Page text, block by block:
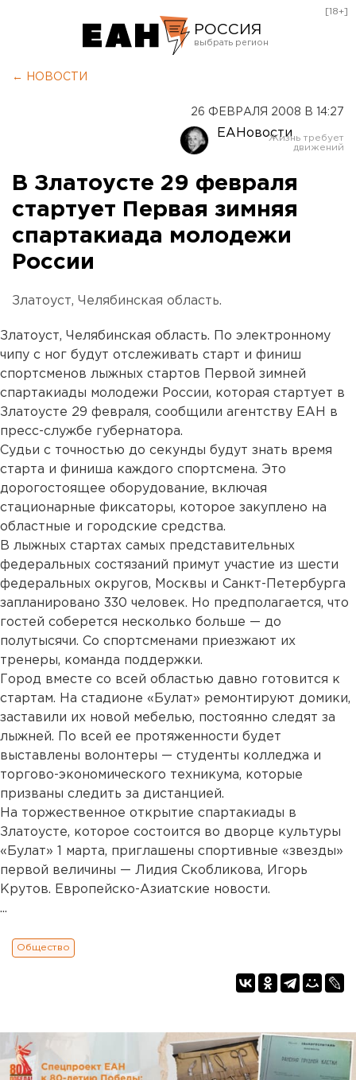
РОССИЯ
Оренбург
[18+]
← НОВОСТИ
26 ФЕВРАЛЯ 2008 В 14:27
ЕАНовости
В Златоусте 29 февраля
стартует Первая зимняя
спартакиада молодежи
России
Златоуст, Челябинская область.
Златоуст, Челябинская область. По электронному
чипу с ног будут отслеживать старт и финиш
спортсменов лыжных стартов Первой зимней
спартакиады молодежи России, которая стартует в
Златоусте 29 февраля, сообщили агентству ЕАН в
пресс-службе губернатора.
Судьи с точностью до секунды будут знать время
старта и финиша каждого спортсмена. Это
дорогостоящее оборудование, включая
стационарные фиксаторы, которое закуплено на
областные и городские средства.
В лыжных стартах самых представительных
федеральных состязаний примут участие из шести
федеральных округов, Москвы и Санкт-Петербурга
запланировано 330 человек. Но предполагается, что
гостей соберется несколько больше — до
полутысячи. Со спортсменами приезжают их
тренеры, команда поддержки.
Город вместе со всей областью давно готовится к
стартам. На стадионе «Булат» ремонтируют домики,
заставили их новой мебелью, постоянно следят за
лыжней. По всей ее протяженности будет
выставлены волонтеры — студенты колледжа и
торгово-экономического техникума, которые
призваны следить за дистанцией.
На торжественное открытие спартакиады в
Златоусте, которое состоится во дворце культуры
«Булат» 1 марта, приглашены спортивные «звезды»
первой величины — Лидия Скобликова, Игорь
Крутов. Европейско-Азиатские новости.
...
Общество